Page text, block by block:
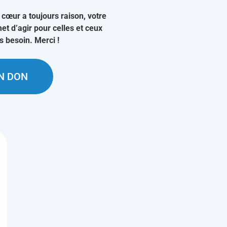
a toujours raison, votre
d’agir pour celles et ceux
besoin. Merci !
DON